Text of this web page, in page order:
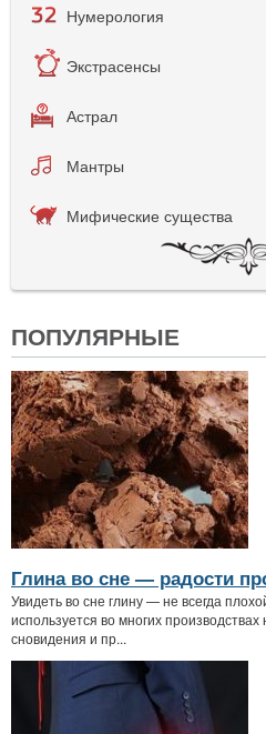
Нумерология
Экстрасенсы
Астрал
Мантры
Мифические существа
ПОПУЛЯРНЫЕ
Глина во сне — радости
Увидеть во сне глину — не всегда
используется во многих
сновидения и пр...